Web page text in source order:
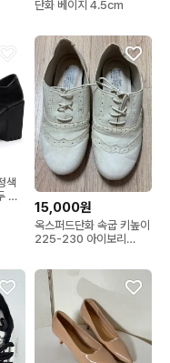
단화 베이지 4.5cm
색
지
15,000원
옥스퍼드단화 속굽 키높이
225-230 아이보리